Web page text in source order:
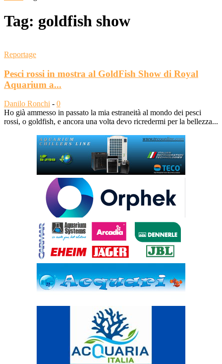
Tag: goldfish show
Reportage
Pesci rossi in mostra al GoldFish Show di Royal
Aquarium a...
Danilo Ronchi - 0
Ho già ammesso in passato la mia estraneità al mondo dei pesci
rossi, o goldfish, e ancora una volta devo ricredermi per la bellezza...